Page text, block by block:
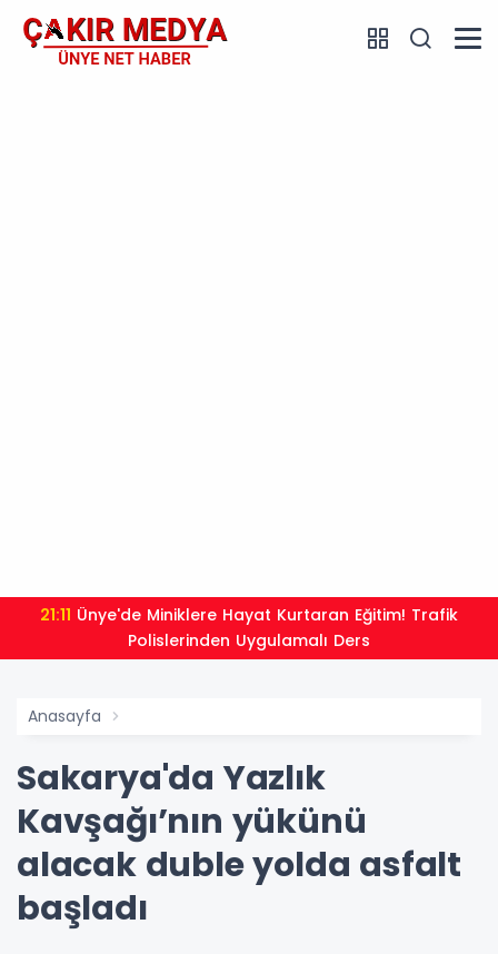
21:11
Polislerinden Uygulamalı Ders
Anasayfa
Sakarya'da Yazlık
Kavşağı’nın yükünü
alacak duble yolda asfalt
başladı